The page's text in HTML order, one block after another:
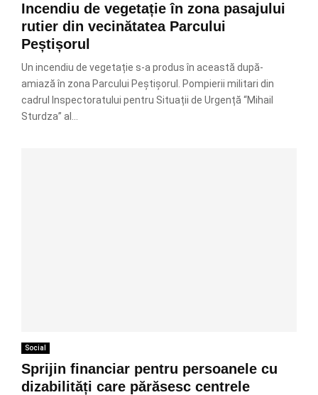
Incendiu de vegetație în zona pasajului
rutier din vecinătatea Parcului
Peștișorul
Un incendiu de vegetație s-a produs în această după-
amiază în zona Parcului Peștișorul. Pompierii militari din
cadrul Inspectoratului pentru Situații de Urgență “Mihail
Sturdza” al...
Social
Sprijin financiar pentru persoanele cu
dizabilități care părăsesc centrele